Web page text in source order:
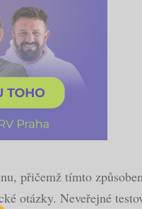
přičemž tímto
otázky. Neveřejné